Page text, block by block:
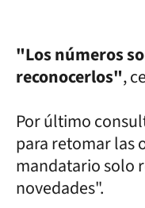
"Los números
reconocerlos",
Por último
para retomar las
mandatario solo
novedades".